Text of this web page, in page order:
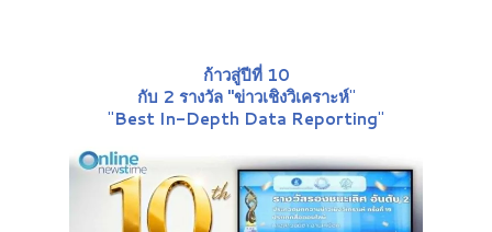
ก้าวสู่ปีที่ 10
กับ 2 รางวัล "ข่าวเชิงวิเคราะห์"
"Best In-Depth Data Reporting"